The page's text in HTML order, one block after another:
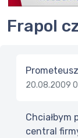
Frapol
20.08.2009
Chciałbym
central